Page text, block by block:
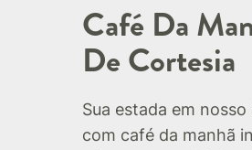
Café Da
De Cortesia
Sua estada em nosso
com café da manhã